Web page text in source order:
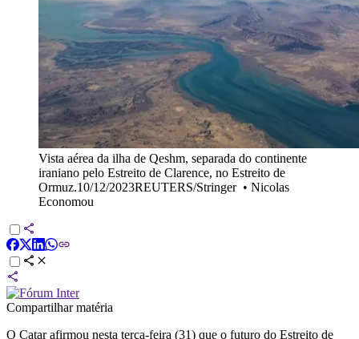
Vista aérea da ilha de Qeshm, separada do continente
iraniano pelo Estreito de Clarence, no Estreito de
Ormuz.10/12/2023REUTERS/Stringer• Nicolas
Economou
Compartilhar matéria
O Catar afirmou nesta terça-feira (31) que o futuro do Estreito de